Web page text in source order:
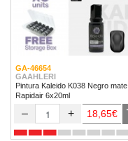
GA-46654
GAAHLERI
Pintura Kaleido K038 Negro mate.
Rapidair 6x20ml
– + 18,65€